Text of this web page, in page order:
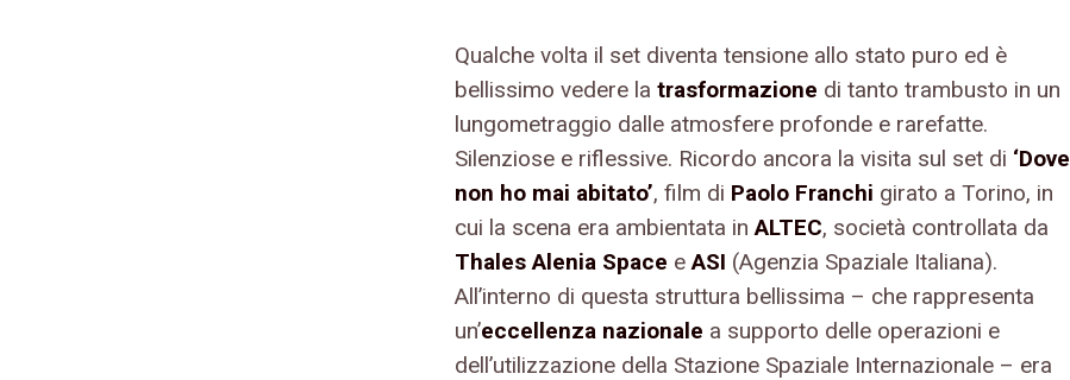
Qualche volta il set diventa tensione allo stato puro ed è
bellissimo vedere la trasformazione di tanto trambusto in un
lungometraggio dalle atmosfere profonde e rarefatte.
Silenziose e riflessive. Ricordo ancora la visita sul set di ‘Dove
non ho mai abitato’, film di Paolo Franchi girato a Torino, in
cui la scena era ambientata inALTEC, società controllata da
Thales Alenia Space eASI (Agenzia Spaziale Italiana).
All’interno di questa struttura bellissima – che rappresenta
un’eccellenza nazionale a supporto delle operazioni e
dell’utilizzazione della Stazione Spaziale Internazionale – era